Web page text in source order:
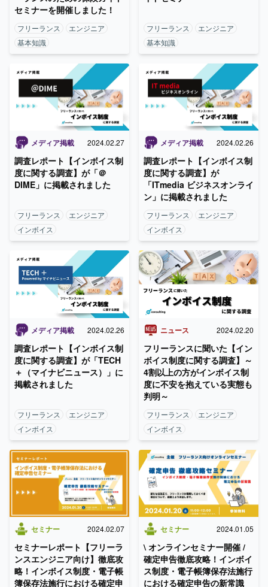
セミナーを開催しました！
フリーランス
エンジニア
基本知識
フリーランス
エンジニア
基本知識
メディア掲載 2024.02.27
調査レポート【インボイス制
度に関する調査】が「＠
DIME」に掲載されました
フリーランス
エンジニア
インボイス
メディア掲載 2024.02.26
調査レポート【インボイス制
度に関する調査】が
「ITmedia ビジネスオンライ
ン」に掲載されました
フリーランス
エンジニア
インボイス
メディア掲載 2024.02.26
調査レポート【インボイス制
度に関する調査】が「TECH
＋（マイナビニュース）」に
掲載されました
フリーランス
エンジニア
インボイス
ニュース 2024.02.20
フリーランスに聞いた【イン
ボイス制度に関する調査】～
4割以上の方がインボイス制
度に不安を抱えている実態も
判明～
フリーランス
エンジニア
インボイス
セミナー 2024.02.07
セミナーレポート【フリーラ
ンスエンジニア向け】徹底攻
略！インボイス制度・電子帳
簿保存法施行における確定申
セミナー 2024.01.05
\ オンラインセミナー開催 /
確定申告徹底攻略！インボイ
ス制度・電子帳簿保存法施行
における確定申告の新常識